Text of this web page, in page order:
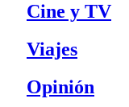
Cine y TV
Viajes
Opinión